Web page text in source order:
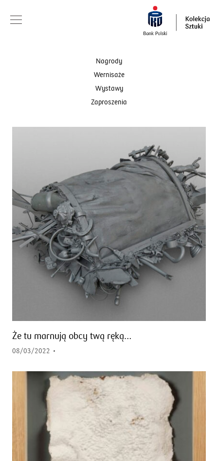
Nagrody
Wernisaże
Wystawy
Zaproszenia
Że tu marnują obcy twą ręką…
08/03/2022